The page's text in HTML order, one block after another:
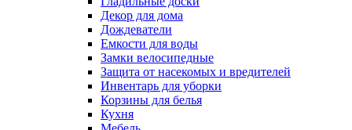
Декор для дома
Дождеватели
Емкости для воды
Замки велосипедные
Защита от насекомых и вредителей
Инвентарь для уборки
Корзины для белья
Кухня